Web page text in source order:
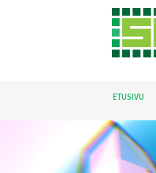
ETUSIVU